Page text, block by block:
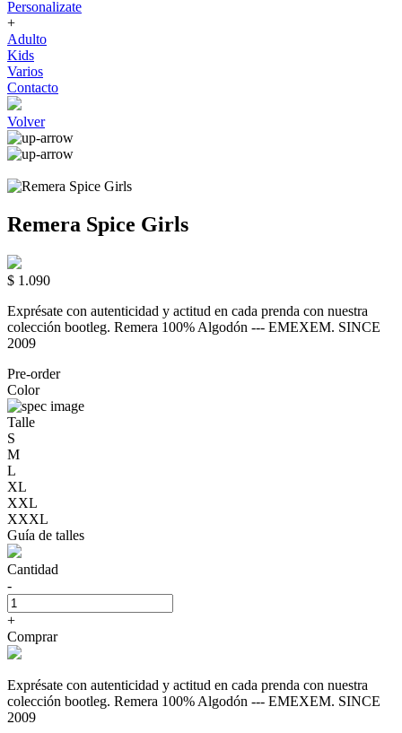
Personalizate
+
Adulto
Kids
Varios
Contacto
Volver
Remera Spice Girls
$ 1.090
Exprésate con autenticidad y actitud en cada prenda con nuestra
colección bootleg. Remera 100% Algodón --- EMEXEM. SINCE
2009
Pre-order
Color
Talle
S
M
L
XL
XXL
XXXL
Guía de talles
Cantidad
-
+
Comprar
Exprésate con autenticidad y actitud en cada prenda con nuestra
colección bootleg. Remera 100% Algodón --- EMEXEM. SINCE
2009